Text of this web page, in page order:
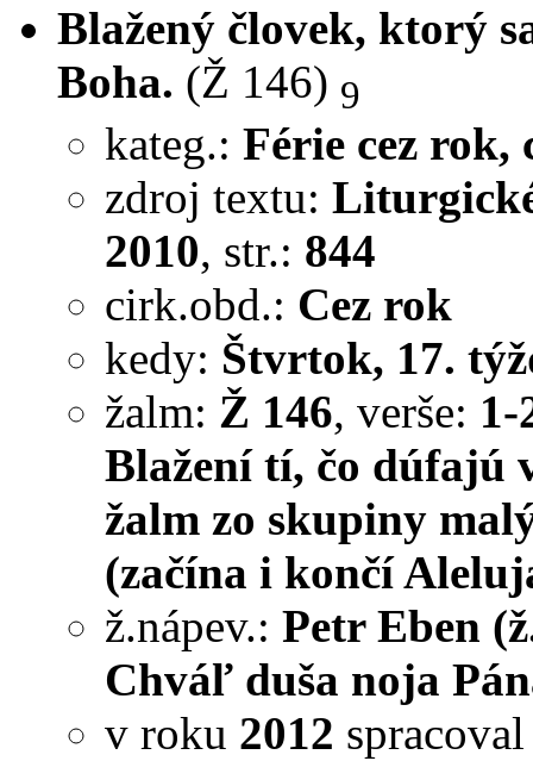
Blažený človek, ktorý
Boha. (Ž 146) 9
kateg.: Férie cez
zdroj textu:
2010, str.: 844
cirk.obd.: Cez rok
kedy: Štvrtok, 17.
žalm: Ž 146, verše: 1-
Blažení tí, čo dúfajú
žalm zo skupiny
(začína i končí
ž.nápev.: Petr Eben
Chváľ duša noja
v roku 2012